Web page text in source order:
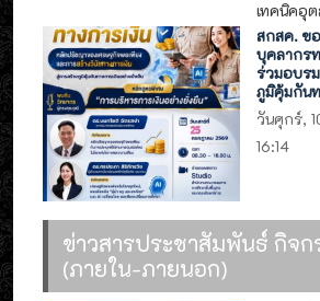
เทคนิคอุ
สกสค. ข
บุคลากร
ร่วมอบร
ภูมิคุ้มกัน
วันศุกร์,
16:14
ข่าวสารประชาสัมพันธ์ กิจก
(ภายใน-ภายนอก)